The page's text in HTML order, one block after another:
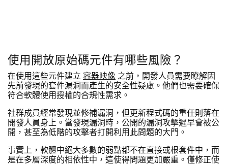
使用開放原始碼元件有哪些風險？
在使用這些元件建立 容器映像 之前，開發人員需要瞭解因
先前發現的套件漏洞而產生的安全性疑慮。他們也需要確保
符合軟體使用授權的合規性需求。
社群成員經常發現並修補漏洞，但更新程式碼的重任則落在
開發人員身上。當發現漏洞時，公開的漏洞攻擊遲早會被公
開，甚至為低階的攻擊者打開利用此問題的大門。
事實上，軟體中絕大多數的弱點都不在直接或根套件中，而
是在多層深度的相依性中，這使得問題更加嚴重。僅修正使